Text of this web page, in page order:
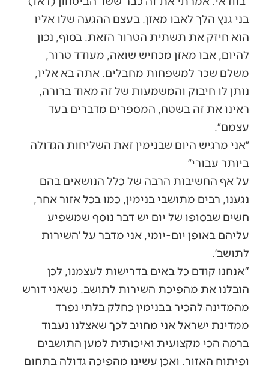
בני גנץ הלך לאבו מאזן. בעצם ההגעה שלו אליו
הוא חיזק את תשתית הטרור הזאת. בסוף, נכון
להיום, אבו מאזן מכחיש שואה, מעודד טרור,
משלם שכר למשפחות מחבלים. אתה בא אליו,
נותן לו חיבוק והמשמעות של זה מאוד ברורה,
ראינו את זה בשטח, המספרים מדברים בעד
עצמם״.
״אני מרגיש היום שבנימין זאת השליחות הגדולה
ביותר עבורי״
על אף החשיבות הרבה של כלל הנושאים בהם
נגענו, רבים מתושבי בנימין, כמו בכל אזור אחר,
חשים שבסופו של יום יש דבר נוסף שמשפיע
עליהם באופן יום-יומי, אני מדבר על ׳השירות
לתושב׳.
"אנחנו קודם כל באים בדרישות לעצמנו, לכן
הובלנו את מהפיכת השירות לתושב. כשאני דורש
מהמדינה להכיר בבנימין כחלק בלתי נפרד
ממדינת ישראל אני מחויב לכך שאצלנו נעבוד
ברמה הכי מקצועית ואיכותית למען התושבים
ופיתוח האזור. ואכן עשינו מהפיכה גדולה בתחום